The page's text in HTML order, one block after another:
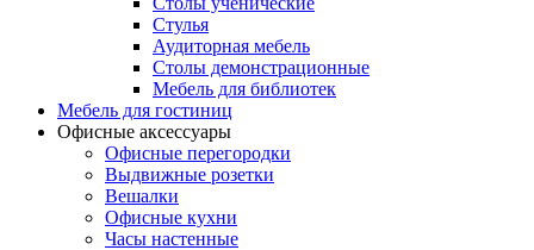
Стулья
Аудиторная мебель
Столы демонстрационные
Мебель для библиотек
Мебель для гостиниц
Офисные аксессуары
Офисные перегородки
Выдвижные розетки
Вешалки
Офисные кухни
Часы настенные